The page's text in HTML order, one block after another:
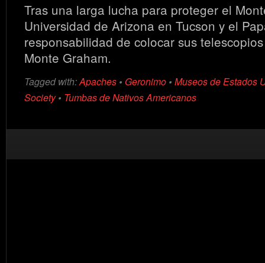
Tras una larga lucha para proteger el
Universidad de Arizona en Tucson y el
responsabilidad de colocar sus
Monte Graham.
Tagged with:Apaches • Geronimo • Museos de Estados
Society• Tumbas de Nativos Americanos